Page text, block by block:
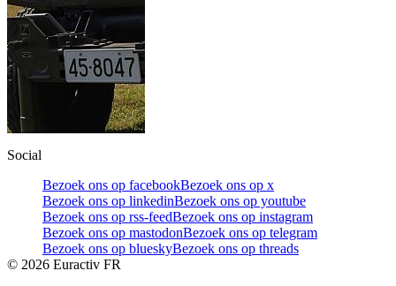
Social
Bezoek ons op facebookBezoek ons op x
Bezoek ons op linkedinBezoek ons op youtube
Bezoek ons op rss-feedBezoek ons op instagram
Bezoek ons op mastodonBezoek ons op telegram
Bezoek ons op blueskyBezoek ons op threads
© 2026 Euractiv FR